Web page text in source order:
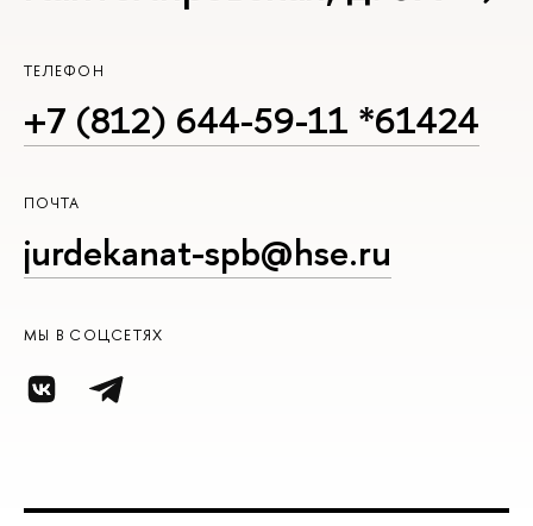
ТЕЛЕФОН
+7 (812) 644-59-11 *61424
ПОЧТА
jurdekanat-spb@hse.ru
МЫ В СОЦСЕТЯХ